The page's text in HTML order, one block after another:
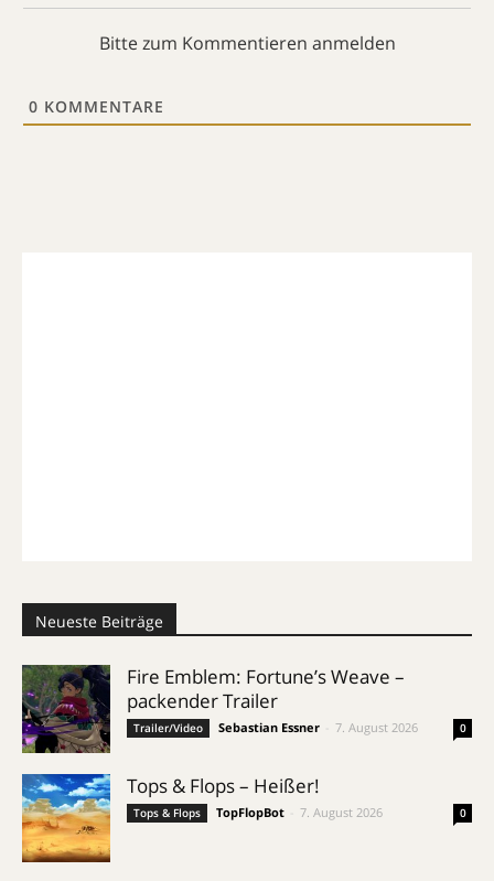
Bitte zum Kommentieren anmelden
0 KOMMENTARE
Neueste Beiträge
Fire Emblem: Fortune’s Weave –
packender Trailer
Trailer/Video Sebastian Essner 7. August 2026 0
Tops & Flops – Heißer!
Tops & Flops TopFlopBot 7. August 2026 0